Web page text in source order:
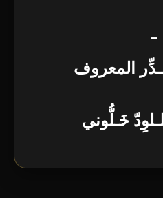
–
المعروف
خَـلُّوني